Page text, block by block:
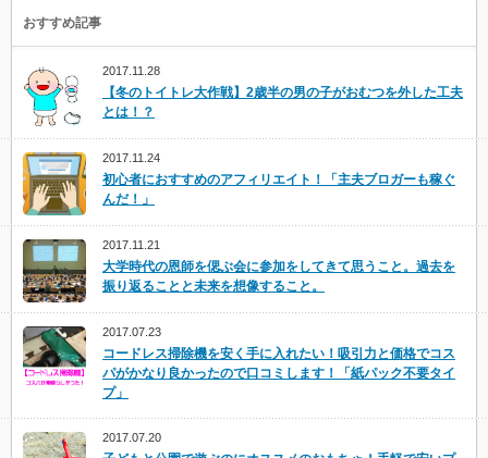
おすすめ記事
2017.11.28
【冬のトイトレ大作戦】2歳半の男の子がおむつを外した工夫
とは！？
2017.11.24
初心者におすすめのアフィリエイト！「主夫ブロガーも稼ぐ
んだ！」
2017.11.21
大学時代の恩師を偲ぶ会に参加をしてきて思うこと。過去を
振り返ることと未来を想像すること。
2017.07.23
コードレス掃除機を安く手に入れたい！吸引力と価格でコス
パがかなり良かったので口コミします！「紙パック不要タイ
プ」
2017.07.20